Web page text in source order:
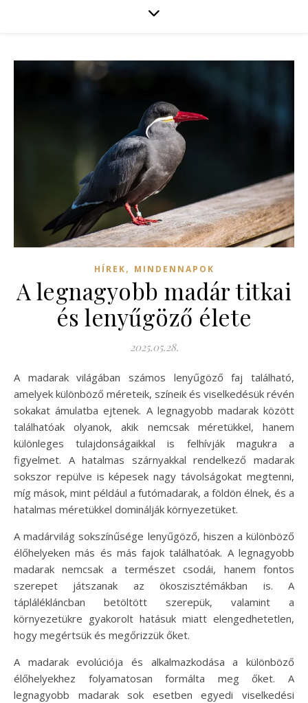
HÍREK, MINDENNAPOK
A legnagyobb madár titkai
és lenyűgöző élete
2025.05.28.
A madarak világában számos lenyűgöző faj található,
amelyek különböző méreteik, színeik és viselkedésük révén
sokakat ámulatba ejtenek. A legnagyobb madarak között
találhatóak olyanok, akik nemcsak méretükkel, hanem
különleges tulajdonságaikkal is felhívják magukra a
figyelmet. A hatalmas szárnyakkal rendelkező madarak
sokszor repülve is képesek nagy távolságokat megtenni,
míg mások, mint például a futómadarak, a földön élnek, és a
hatalmas méretükkel dominálják környezetüket.
A madárvilág sokszínűsége lenyűgöző, hiszen a különböző
élőhelyeken más és más fajok találhatóak. A legnagyobb
madarak nemcsak a természet csodái, hanem fontos
szerepet játszanak az ökoszisztémákban is. A
táplálékláncban betöltött szerepük, valamint a
környezetükre gyakorolt hatásuk miatt elengedhetetlen,
hogy megértsük és megőrizzük őket.
A madarak evolúciója és alkalmazkodása a különböző
élőhelyekhez folyamatosan formálta meg őket. A
legnagyobb madarak sok esetben egyedi viselkedési